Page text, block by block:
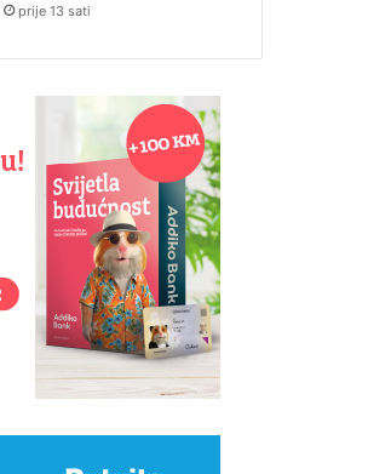
prije 13 sati